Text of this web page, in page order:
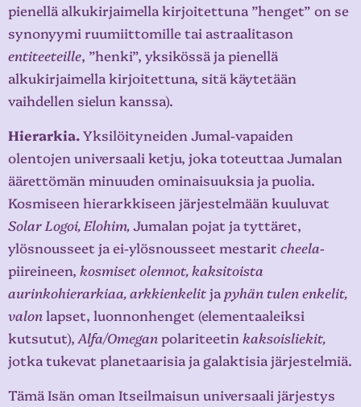
pienellä alkukirjaimella kirjoitettuna ”henget” on se
synonyymi ruumiittomille tai astraalitason
entiteeteille, ”henki”, yksikössä ja pienellä
alkukirjaimella kirjoitettuna, sitä käytetään
vaihdellen sielun kanssa).
Hierarkia.Yksilöityneiden Jumal-vapaiden
olentojen universaali ketju, joka toteuttaa Jumalan
äärettömän minuuden ominaisuuksia ja puolia.
Kosmiseen hierarkkiseen järjestelmään kuuluvat
Solar Logoi, Elohim,Jumalan pojat ja tyttäret,
ylösnousseet ja ei-ylösnousseet mestaritcheela-
piireineen, kosmiset olennot, kaksitoista
aurinkohierarkiaa, arkkienkelit japyhän tulen enkelit,
valonlapset, luonnonhenget (elementaaleiksi
kutsutut), Alfa/Omegan polariteetin kaksoisliekit,
jotka tukevat planetaarisia ja galaktisia järjestelmiä.
Tämä Isän oman Itseilmaisun universaali järjestys